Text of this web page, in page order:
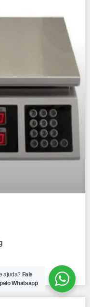
ajuda? Fale
Whatsapp